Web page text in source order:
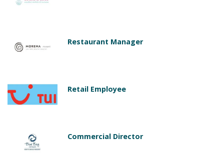
Restaurant Manager
Retail Employee
Commercial Director